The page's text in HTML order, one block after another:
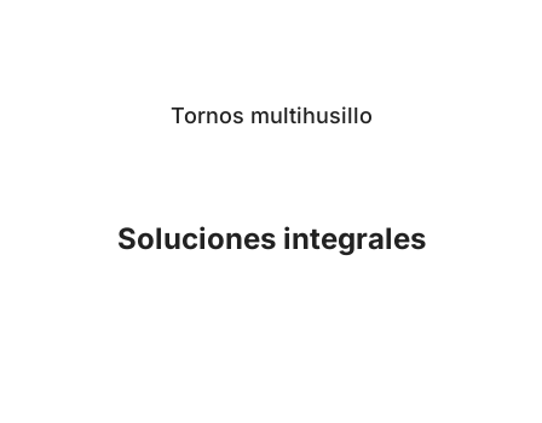
Tornos multihusillo
Soluciones integrales